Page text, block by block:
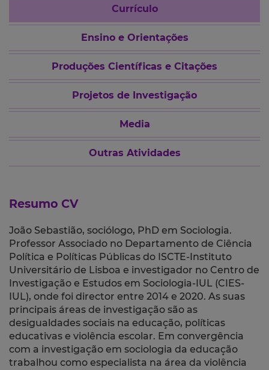
Currículo
Ensino e Orientações
Produções Científicas e Citações
Projetos de Investigação
Media
Outras Atividades
Resumo CV
João Sebastião, sociólogo, PhD em Sociologia.
Professor Associado no Departamento de Ciência
Política e Políticas Públicas do ISCTE-Instituto
Universitário de Lisboa e investigador no Centro de
Investigação e Estudos em Sociologia-IUL (CIES-
IUL), onde foi director entre 2014 e 2020. As suas
principais áreas de investigação são as
desigualdades sociais na educação, políticas
educativas e violência escolar. Em convergência
com a investigação em sociologia da educação
trabalhou como especialista na área da violência